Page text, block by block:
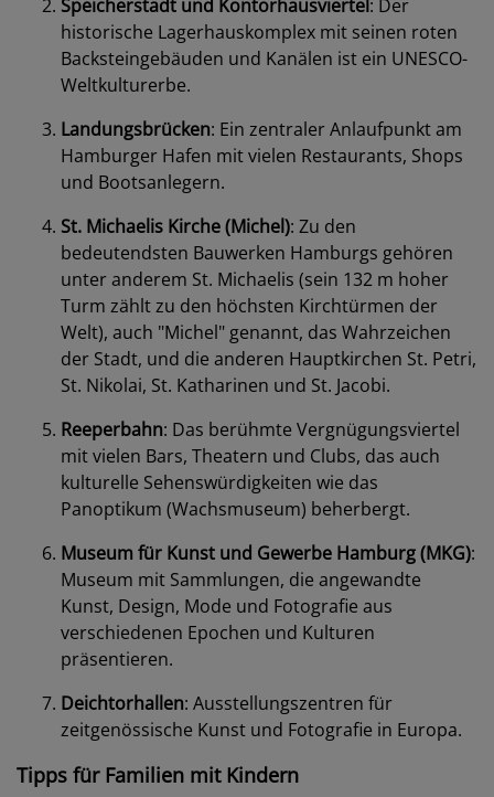
Speicherstadt und Kontorhausviertel: Der
historische Lagerhauskomplex mit seinen roten
Backsteingebäuden und Kanälen ist ein UNESCO-
Weltkulturerbe.
Landungsbrücken: Ein zentraler Anlaufpunkt am
Hamburger Hafen mit vielen Restaurants, Shops
und Bootsanlegern.
St. Michaelis Kirche (Michel): Zu den
bedeutendsten Bauwerken Hamburgs gehören
unter anderem St. Michaelis (sein 132 m hoher
Turm zählt zu den höchsten Kirchtürmen der
Welt), auch "Michel" genannt, das Wahrzeichen
der Stadt, und die anderen Hauptkirchen St. Petri,
St. Nikolai, St. Katharinen und St. Jacobi.
Reeperbahn: Das berühmte Vergnügungsviertel
mit vielen Bars, Theatern und Clubs, das auch
kulturelle Sehenswürdigkeiten wie das
Panoptikum (Wachsmuseum) beherbergt.
Museum für Kunst und Gewerbe Hamburg (MKG):
Museum mit Sammlungen, die angewandte
Kunst, Design, Mode und Fotografie aus
verschiedenen Epochen und Kulturen
präsentieren.
Deichtorhallen: Ausstellungszentren für
zeitgenössische Kunst und Fotografie in Europa.
Tipps für Familien mit Kindern